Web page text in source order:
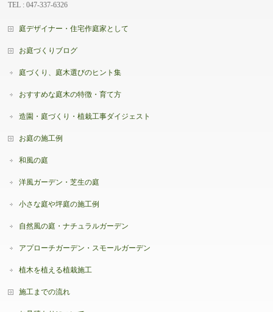
TEL : 047-337-6326
庭デザイナー・住宅作庭家として
お庭づくりブログ
庭づくり、庭木選びのヒント集
おすすめな庭木の特徴・育て方
造園・庭づくり・植栽工事ダイジェスト
お庭の施工例
和風の庭
洋風ガーデン・芝生の庭
小さな庭や坪庭の施工例
自然風の庭・ナチュラルガーデン
アプローチガーデン・スモールガーデン
植木を植える植栽施工
施工までの流れ